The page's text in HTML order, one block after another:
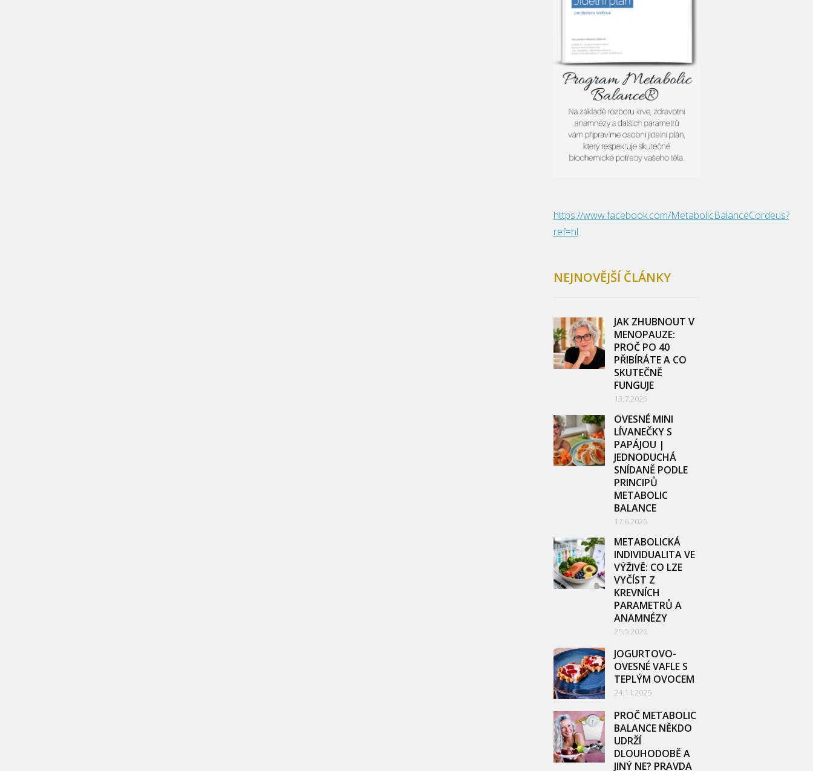
https://www.facebook.com/MetabolicBalanceCordeus?
ref=hl
NEJNOVĚJŠÍ ČLÁNKY
JAK ZHUBNOUT V
MENOPAUZE:
PROČ PO 40
PŘIBÍRÁTE A CO
SKUTEČNĚ
FUNGUJE
13.7.2026
OVESNÉ MINI
LÍVANEČKY S
PAPÁJOU |
JEDNODUCHÁ
SNÍDANĚ PODLE
PRINCIPŮ
METABOLIC
BALANCE
17.6.2026
METABOLICKÁ
INDIVIDUALITA VE
VÝŽIVĚ: CO LZE
VYČÍST Z
KREVNÍCH
PARAMETRŮ A
ANAMNÉZY
25.5.2026
JOGURTOVO-
OVESNÉ VAFLE S
TEPLÝM OVOCEM
24.11.2025
PROČ METABOLIC
BALANCE NĚKDO
UDRŽÍ
DLOUHODOBĚ A
JINÝ NE? PRAVDA